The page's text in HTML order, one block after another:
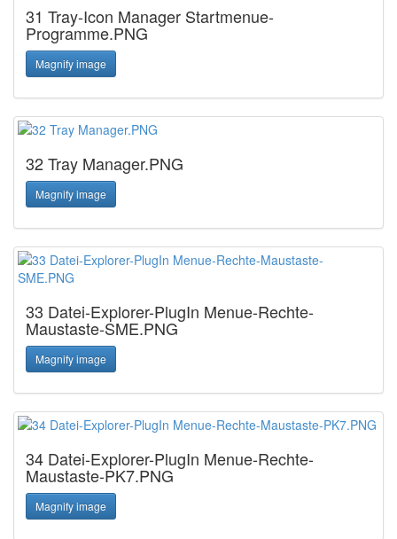
31 Tray-Icon Manager Startmenue-
Programme.PNG
Magnify image
32 Tray Manager.PNG
Magnify image
33 Datei-Explorer-PlugIn Menue-Rechte-
Maustaste-SME.PNG
Magnify image
34 Datei-Explorer-PlugIn Menue-Rechte-
Maustaste-PK7.PNG
Magnify image